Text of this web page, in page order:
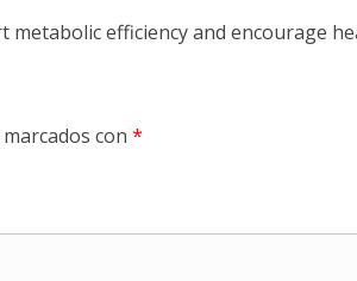
efficiency and encourage
con *